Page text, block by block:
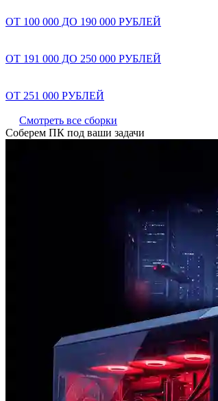
ОТ 100 000 ДО 190 000 РУБЛЕЙ
ОТ 191 000 ДО 250 000 РУБЛЕЙ
ОТ 251 000 РУБЛЕЙ
Смотреть все сборки
Соберем ПК под ваши задачи